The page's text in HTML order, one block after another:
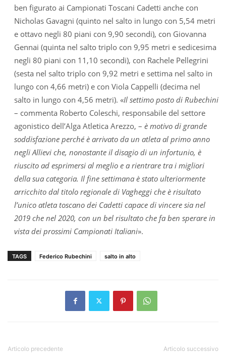
ben figurato ai Campionati Toscani Cadetti anche con
Nicholas Gavagni (quinto nel salto in lungo con 5,54 metri
e ottavo negli 80 piani con 9,90 secondi), con Giovanna
Gennai (quinta nel salto triplo con 9,95 metri e sedicesima
negli 80 piani con 11,10 secondi), con Rachele Pellegrini
(sesta nel salto triplo con 9,92 metri e settima nel salto in
lungo con 4,66 metri) e con Viola Cappelli (decima nel
salto in lungo con 4,56 metri). «Il settimo posto di Rubechini
– commenta Roberto Coleschi, responsabile del settore
agonistico dell’Alga Atletica Arezzo, – è motivo di grande
soddisfazione perché è arrivato da un atleta al primo anno
negli Allievi che, nonostante il disagio di un infortunio, è
riuscito ad esprimersi al meglio e a rientrare tra i migliori
della sua categoria. Il fine settimana è stato ulteriormente
arricchito dal titolo regionale di Vagheggi che è risultato
l’unico atleta toscano dei Cadetti capace di vincere sia nel
2019 che nel 2020, con un bel risultato che fa ben sperare in
vista dei prossimi Campionati Italiani».
TAGS Federico Rubechini salto in alto
Articolo precedente Articolo successivo